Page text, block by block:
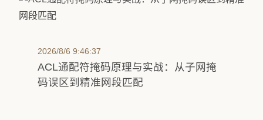
2026/8/6 9:46:37
ACL通配符掩码原理与实战：从子网掩
码误区到精准网段匹配